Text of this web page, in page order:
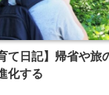
て日記】帰省や旅
化する